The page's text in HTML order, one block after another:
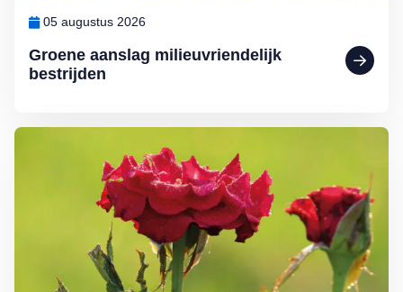
Groene aanslag milieuvriendelijk
bestrijden
05 augustus 2026
Lees meer over Klimplanten voor een tuin op het noorden